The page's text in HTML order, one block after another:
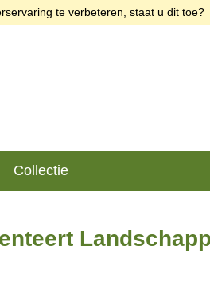
te verbeteren, staat u dit toe?
Collectie